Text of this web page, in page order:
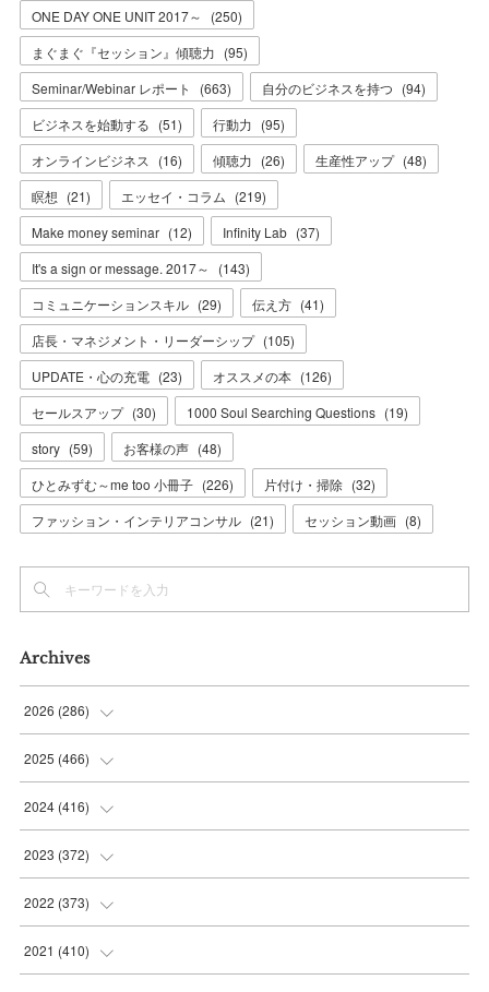
ONE DAY ONE UNIT 2017～
(250)
まぐまぐ『セッション』傾聴力 (95)
Seminar/Webinar レポート
(663) 自分のビジネスを持つ (94)
ビジネスを始動する (51) 行動力 (95)
オンラインビジネス
(16) 傾聴力 (26) 生産性アップ (48)
瞑想 (21) エッセイ・コラム (219)
Make money seminar (12) Infinity Lab (37)
It's a sign or message. 2017～
(143)
コミュニケーションスキル (29) 伝え方 (41)
店長・マネジメント・リーダーシップ (105)
UPDATE・心の充電 (23) オススメの本 (126)
セールスアップ (30) 1000 Soul Searching Questions (19)
story (59) お客様の声 (48)
ひとみずむ～me too 小冊子 (226) 片付け・掃除 (32)
ファッション・インテリアコンサル (21) セッション動画 (8)
Archives
2026 (286)
(7)
(36
(37
(42
2025 (466)
(56
(37
(35
(36
2024 (416)
(38
(39
(38
2023 (372)
(31
(30
2022 (373)
(31
2021 (410)